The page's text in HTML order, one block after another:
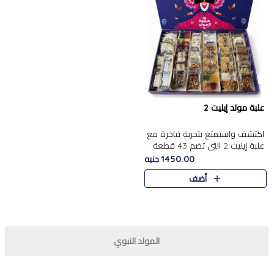
علبة مولد إيليت 2
اكتشف واستمتع بتجربة فاخرة مع
علبة إيليت 2 التي تضم 43 قطعة
تشكيلة من أرقى حلويات المولد
الشرقية المصرية الأصيلة ,معروضة
بشكل جميل في علبة أ..
1450.00 جنيه
أضف
المولد النبوي